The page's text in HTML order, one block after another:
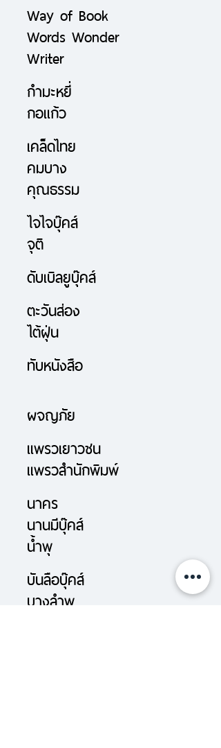
Way of Book
Words Wonder
Writer
กำมะหยี่
กอแก้ว
เคล็ดไทย
คมบาง
คุณธรรม
ไจไจบุ๊คส์
จุติ
ดับเบิลยูบุ๊คส์
ตะวันส่อง
ไต้ฝุ่น
ทับหนังสือ
ผจญภัย
แพรวเยาวชน
แพรวสำนักพิมพ์
นาคร
นานมีบุ๊คส์
น้ำพุ
บันลือบุ๊คส์
บางลำพู